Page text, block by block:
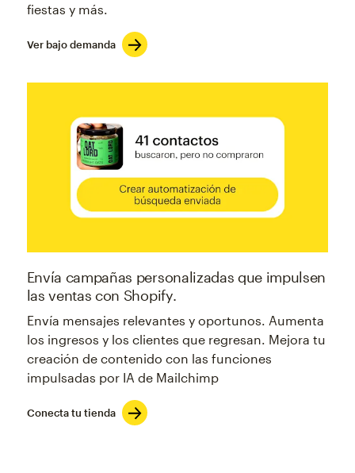
fiestas y más.
Ver bajo demanda
Envía campañas personalizadas que impulsen
las ventas con Shopify.
Envía mensajes relevantes y oportunos. Aumenta
los ingresos y los clientes que regresan. Mejora tu
creación de contenido con las funciones
impulsadas por IA de Mailchimp
Conecta tu tienda